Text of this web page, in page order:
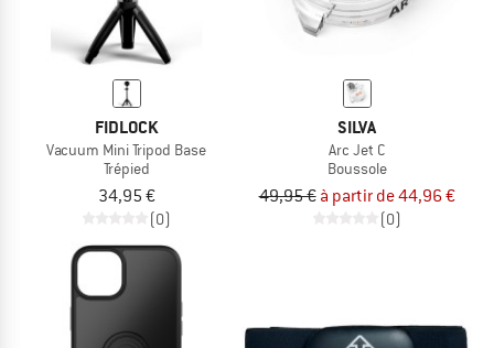
FIDLOCK
Vacuum Mini Tripod Base
Trépied
34,95 €
(0)
SILVA
Arc Jet C
Boussole
49,95 € à partir de 44,96 €
(0)